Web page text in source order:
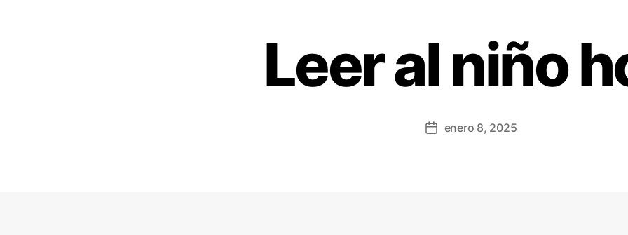
Leer al niño
Fecha
enero 8, 2025